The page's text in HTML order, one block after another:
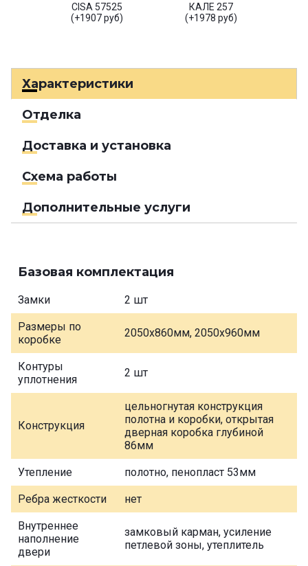
CISA 57525
(+1907 руб)
КАЛЕ 257
(+1978 руб)
Характеристики
Отделка
Доставка и установка
Схема работы
Дополнительные услуги
Базовая комплектация
Замки 2 шт
Размеры по
коробке
2050х860мм, 2050х960мм
Контуры
уплотнения
2 шт
Конструкция
цельногнутая конструкция
полотна и коробки, открытая
дверная коробка глубиной
86мм
Утепление полотно, пенопласт 53мм
Ребра жесткости нет
Внутреннее
наполнение
двери
замковый карман, усиление
петлевой зоны, утеплитель